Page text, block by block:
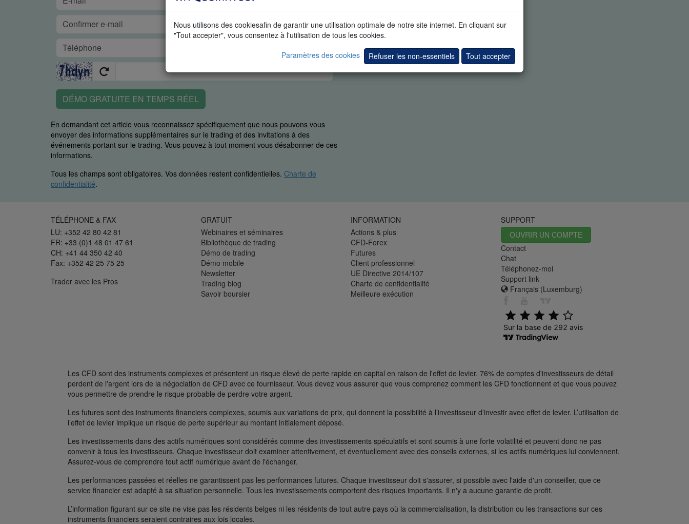
Nous utilisons des cookiesafin de garantir une utilisation optimale de notre site internet. En cliquant sur
"Tout accepter", vous consentez à l'utilisation de tous les cookies.
Paramètres des cookies
Refuser les non-essentiels Tout accepter
DÉMO GRATUITE EN TEMPS RÉEL
En demandant cet article vous reconnaissez spécifiquement que nous pouvons vous
envoyer des informations supplémentaires sur le trading et des invitations à des
événements portant sur le trading. Vous pouvez à tout moment vous désabonner de ces
informations.
Tous les champs sont obligatoires. Vos données restent confidentielles. Charte de
confidentialité.
TÉLÉPHONE & FAX
LU: +352 42 80 42 81
FR: +33 (0)1 48 01 47 61
CH: +41 44 350 42 40
Fax: +352 42 25 75 25
Trader avec les Pros
GRATUIT
Webinaires et séminaires
Bibliothèque de trading
Démo de trading
Démo mobile
Newsletter
Trading blog
Savoir boursier
INFORMATION
Actions & plus
CFD-Forex
Futures
Client professionnel
UE Directive 2014/107
Charte de confidentialité
Meilleure exécution
SUPPORT
OUVRIR UN COMPTE
Contact
Chat
Téléphonez-moi
Support link
Français (Luxemburg)
Les CFD sont des instruments complexes et présentent un risque élevé de perte rapide en capital en raison de l'effet de levier. 76% de comptes d'investisseurs de détail
perdent de l'argent lors de la négociation de CFD avec ce fournisseur. Vous devez vous assurer que vous comprenez comment les CFD fonctionnent et que vous pouvez
vous permettre de prendre le risque probable de perdre votre argent.
Les futures sont des instruments financiers complexes, soumis aux variations de prix, qui donnent la possibilité à l’investisseur d’investir avec effet de levier. L’utilisation de
l’effet de levier implique un risque de perte supérieur au montant initialement déposé.
Les investissements dans des actifs numériques sont considérés comme des investissements spéculatifs et sont soumis à une forte volatilité et peuvent donc ne pas
convenir à tous les investisseurs. Chaque investisseur doit examiner attentivement, et éventuellement avec des conseils externes, si les actifs numériques lui conviennent.
Assurez-vous de comprendre tout actif numérique avant de l'échanger.
Les performances passées et réelles ne garantissent pas les performances futures. Chaque investisseur doit s'assurer, si possible avec l'aide d'un conseiller, que ce
service financier est adapté à sa situation personnelle. Tous les investissements comportent des risques importants. Il n'y a aucune garantie de profit.
L’information figurant sur ce site ne vise pas les résidents belges ni les résidents de tout autre pays où la commercialisation, la distribution ou les transactions sur ces
instruments financiers seraient contraires aux lois locales.